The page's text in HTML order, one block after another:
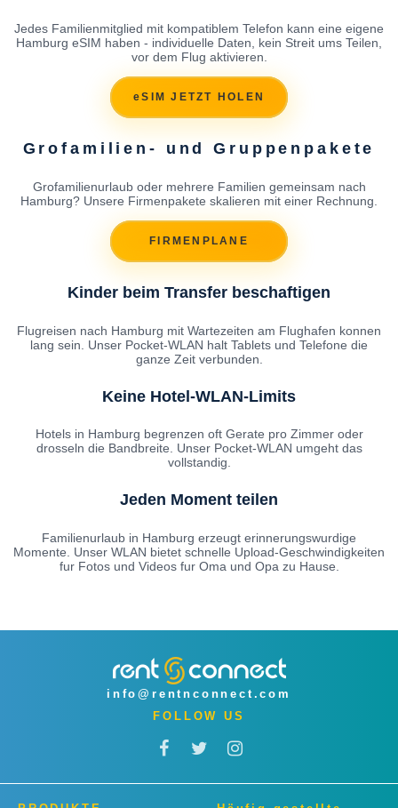
Jedes Familienmitglied mit kompatiblem Telefon kann eine eigene
Hamburg eSIM haben - individuelle Daten, kein Streit ums Teilen,
vor dem Flug aktivieren.
eSIM JETZT HOLEN
Grofamilien- und Gruppenpakete
Grofamilienurlaub oder mehrere Familien gemeinsam nach
Hamburg? Unsere Firmenpakete skalieren mit einer Rechnung.
FIRMENPLANE
Kinder beim Transfer beschaftigen
Flugreisen nach Hamburg mit Wartezeiten am Flughafen konnen
lang sein. Unser Pocket-WLAN halt Tablets und Telefone die
ganze Zeit verbunden.
Keine Hotel-WLAN-Limits
Hotels in Hamburg begrenzen oft Gerate pro Zimmer oder
drosseln die Bandbreite. Unser Pocket-WLAN umgeht das
vollstandig.
Jeden Moment teilen
Familienurlaub in Hamburg erzeugt erinnerungswurdige
Momente. Unser WLAN bietet schnelle Upload-Geschwindigkeiten
fur Fotos und Videos fur Oma und Opa zu Hause.
info@rentnconnect.com
FOLLOW US